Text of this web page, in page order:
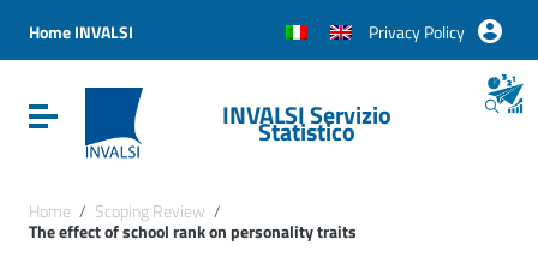
Vai al menu di navigazione
Vai al footer
Home INVALSI Privacy Policy
Attiva / disattiva la navigazioneINVALSI Servizio
Statistico
Home / Scoping Review /
The effect of school rank on personality traits